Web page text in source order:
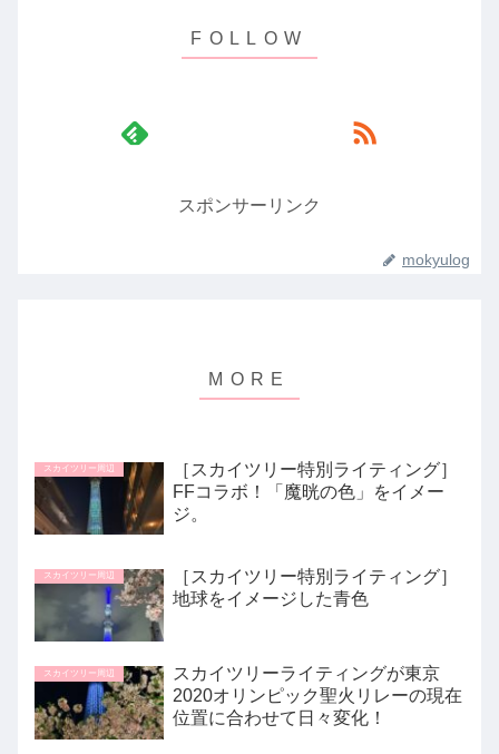
スポンサーリンク
mokyulog
スカイツリー周辺
［スカイツリー特別ライティング］
FFコラボ！「魔晄の色」をイメー
ジ。
スカイツリー周辺
［スカイツリー特別ライティング］
地球をイメージした青色
スカイツリー周辺
スカイツリーライティングが東京
2020オリンピック聖火リレーの現在
位置に合わせて日々変化！